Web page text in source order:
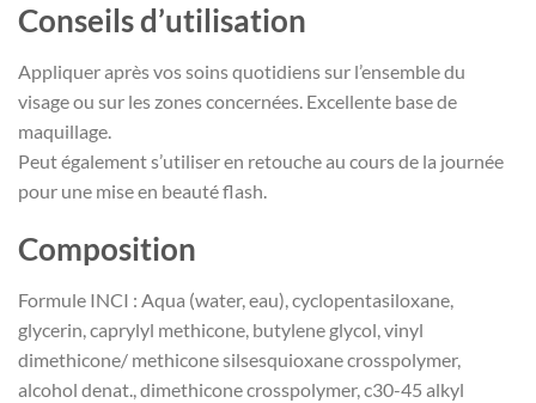
Conseils d’utilisation
Appliquer après vos soins quotidiens sur l’ensemble du
visage ou sur les zones concernées. Excellente base de
maquillage.
Peut également s’utiliser en retouche au cours de la journée
pour une mise en beauté flash.
Composition
Formule INCI : Aqua (water, eau), cyclopentasiloxane,
glycerin, caprylyl methicone, butylene glycol, vinyl
dimethicone/ methicone silsesquioxane crosspolymer,
alcohol denat., dimethicone crosspolymer, c30-45 alkyl